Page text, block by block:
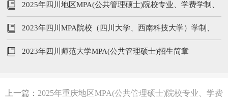
2025年四川地区MPA(公共管理硕士)院校专业、学费学制、
分数线汇总
2023年四川MPA院校（四川大学、西南科技大学）学制、
专业、学费汇总
2023年四川师范大学MPA(公共管理硕士)招生简章
上一篇： 2025年重庆地区MPA(公共管理硕士)院校专业、学费